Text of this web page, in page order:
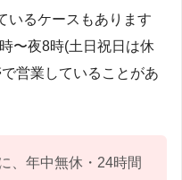
いるケースもあります
〜夜8時(土日祝日は休
営業していることがあ
、年中無休・24時間